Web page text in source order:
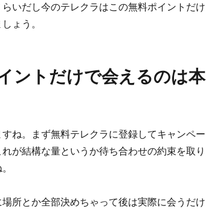
いだし今のテレクラはこの無料ポイントだけ
ょう。
ントだけで会えるのは本
ね。まず無料テレクラに登録してキャンペー
が結構な量というか待ち合わせの約束を取り
所とか全部決めちゃって後は実際に会うだけ